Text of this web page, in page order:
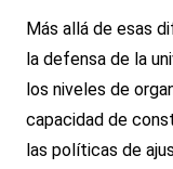
Más allá de esas
la defensa de la
los niveles de
capacidad de
las políticas de